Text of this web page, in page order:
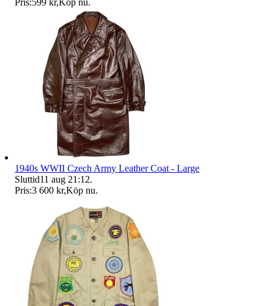
1940s WWII Czech Army Leather Coat - Large
Sluttid11 aug 21:12.
Pris:3 600 kr,Köp nu.